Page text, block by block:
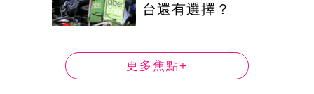
台還有選擇？
更多焦點+